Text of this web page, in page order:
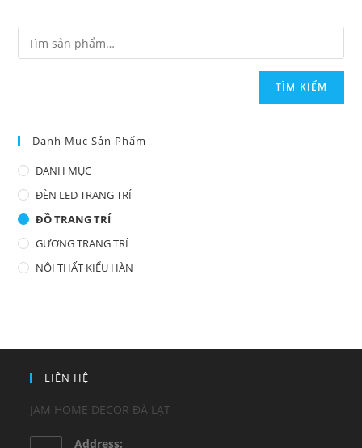
TÌM KIẾM
Danh Mục Sản Phẩm
DANH MỤC
ĐÈN LED TRANG TRÍ
ĐỒ TRANG TRÍ
GƯƠNG TRANG TRÍ
NỘI THẤT KIỂU HÀN
LIÊN HỆ
JAM HOME DECOR ĐÀ LẠT
Address: